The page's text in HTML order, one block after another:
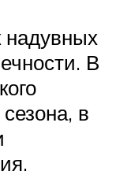
надувных
В
в